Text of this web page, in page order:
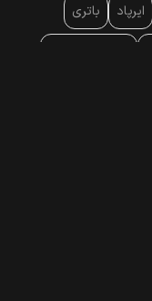
ایرپاد باتری